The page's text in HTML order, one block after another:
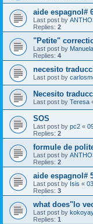
aide espagnol#
Last post by
Replies: 2
"Petite"
Last post by Manuela
Replies: 4
necesito
Last post by
Necesito
Last post by Teresa
SOS
Last post by pc2 «
Replies: 2
formule de
Last post by
Replies: 2
aide espagnol#
Last post by Isis «
Replies: 3
what does"lo
Last post by
Replies: 1